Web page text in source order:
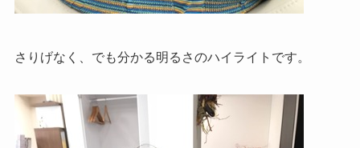
さりげなく、でも分かる明るさのハイライトです。